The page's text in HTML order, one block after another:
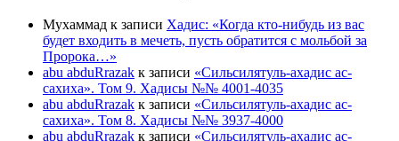
Мухаммад к записи Хадис: «Когда кто-нибудь из вас
будет входить в мечеть, пусть обратится с мольбой за
Пророка…»
abu abduRrazak к записи «Сильсилятуль-ахадис ас-
сахиха». Том 9. Хадисы №№ 4001-4035
abu abduRrazak к записи «Сильсилятуль-ахадис ас-
сахиха». Том 8. Хадисы №№ 3937-4000
abu abduRrazak к записи «Сильсилятуль-ахадис ас-